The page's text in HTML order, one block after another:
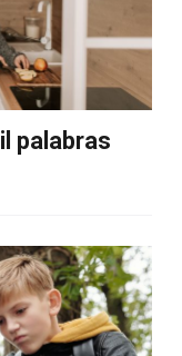
palabras